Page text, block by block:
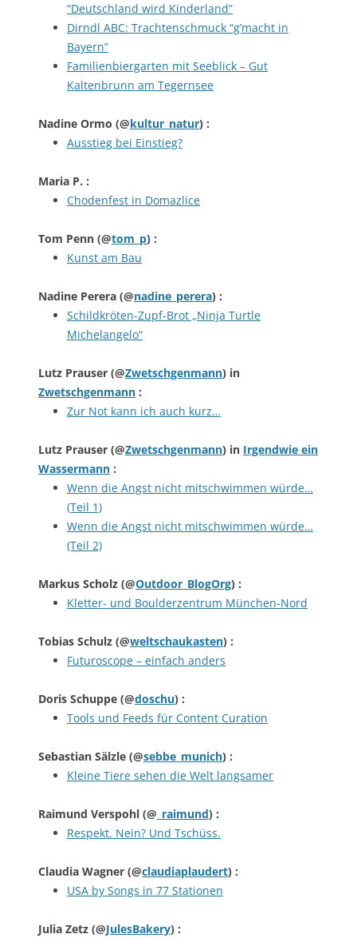
“Deutschland wird Kinderland”
Dirndl ABC: Trachtenschmuck “g’macht in
Bayern”
Familienbiergarten mit Seeblick – Gut
Kaltenbrunn am Tegernsee
Nadine Ormo (@kultur_natur) :
Ausstieg bei Einstieg?
Maria P. :
Chodenfest in Domazlice
Tom Penn (@tom_p) :
Kunst am Bau
Nadine Perera (@nadine_perera) :
Schildkröten-Zupf-Brot „Ninja Turtle
Michelangelo“
Lutz Prauser (@Zwetschgenmann) in
Zwetschgenmann :
Zur Not kann ich auch kurz…
Lutz Prauser (@Zwetschgenmann) in Irgendwie ein
Wassermann :
Wenn die Angst nicht mitschwimmen würde…
(Teil 1)
Wenn die Angst nicht mitschwimmen würde…
(Teil 2)
Markus Scholz (@Outdoor_BlogOrg) :
Kletter- und Boulderzentrum München-Nord
Tobias Schulz (@weltschaukasten) :
Futuroscope – einfach anders
Doris Schuppe (@doschu) :
Tools und Feeds für Content Curation
Sebastian Sälzle (@sebbe_munich) :
Kleine Tiere sehen die Welt langsamer
Raimund Verspohl (@ _raimund) :
Respekt. Nein? Und Tschüss.
Claudia Wagner (@claudiaplaudert) :
USA by Songs in 77 Stationen
Julia Zetz (@JulesBakery) :